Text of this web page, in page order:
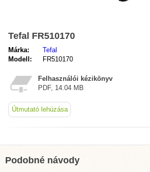
Tefal FR510170
Márka:
Tefal
Modell:
FR510170
Felhasználói kézikönyv
PDF, 14.04 MB
Útmutató lehúzása
Podobné návody